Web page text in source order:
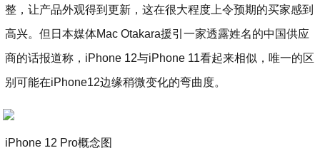
整，让产品外观得到更新，这在很大程度上令预期的买家感到
高兴。但日本媒体Mac Otakara援引一家透露姓名的中国供应
商的话报道称，iPhone 12与iPhone 11看起来相似，唯一的区
别可能在iPhone12边缘稍微变化的弯曲度。
iPhone 12 Pro概念图